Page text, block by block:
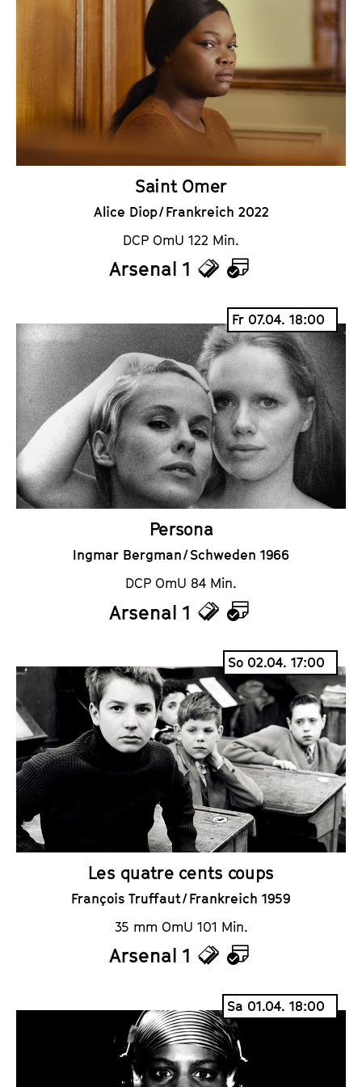
k
e
t
s
n
d
r
Saint Omer
Alice Diop / Frankreich 2022
DCP OmU 122 Min.
Arsenal 1
T
c
k
e
t
s
K
a
l
e
n
d
e
r
Fr 07.04. 18:00
Persona
Ingmar Bergman / Schweden 1966
DCP OmU 84 Min.
Arsenal 1
T
c
k
e
t
s
K
a
l
e
n
d
e
r
So 02.04. 17:00
Les quatre cents coups
François Truffaut / Frankreich 1959
35 mm OmU 101 Min.
Arsenal 1
T
c
k
e
K
a
l
e
n
Sa 01.04. 18:00